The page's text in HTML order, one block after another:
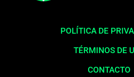
POLÍTICA DE
TÉRMINOS DE
CONTACTO